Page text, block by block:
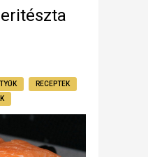
RECEPTEK